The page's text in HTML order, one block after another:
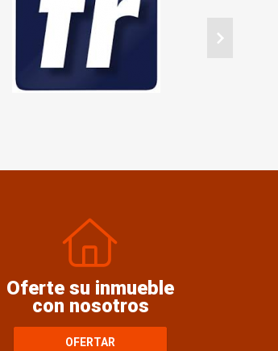
Oferte su inmueble
con nosotros
OFERTAR